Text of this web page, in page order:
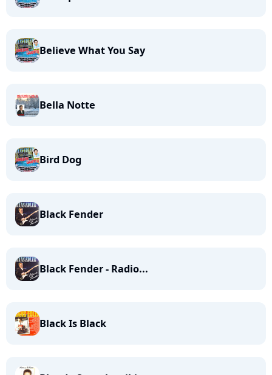
Believe What You Say
Bella Notte
Bird Dog
Black Fender
Black Fender - Radio...
Black Is Black